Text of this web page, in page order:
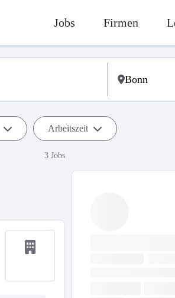
Jobs Firmen
Arbeitszeit
3 Jobs